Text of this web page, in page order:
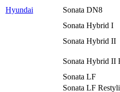
Hyundai
Sonata DN8
Sonata Hybrid I
Sonata Hybrid II
Sonata Hybrid II
Sonata LF
Sonata LF